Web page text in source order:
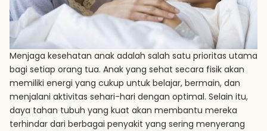
Menjaga kesehatan anak adalah salah satu prioritas utama
bagi setiap orang tua. Anak yang sehat secara fisik akan
memiliki energi yang cukup untuk belajar, bermain, dan
menjalani aktivitas sehari-hari dengan optimal. Selain itu,
daya tahan tubuh yang kuat akan membantu mereka
terhindar dari berbagai penyakit yang sering menyerang